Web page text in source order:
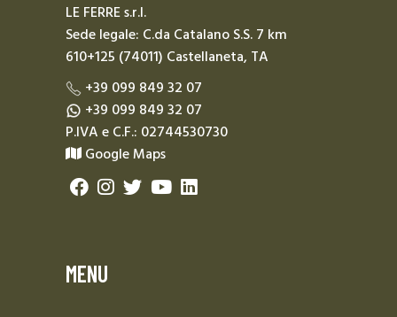
LE FERRE s.r.l.
Sede legale: C.da Catalano S.S. 7 km
610+125 (74011) Castellaneta, TA
+39 099 849 32 07
+39 099 849 32 07
P.IVA e C.F.: 02744530730
Google Maps
MENU